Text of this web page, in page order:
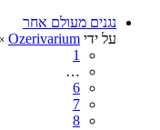
נגנים מעולם אחר
על ידי Ozerivarium
1
…
6
7
8